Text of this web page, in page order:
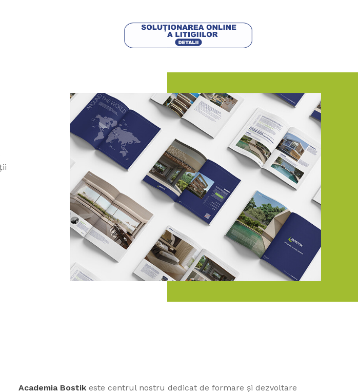
Academia Bostik este centrul nostru dedicat de formare și dezvoltare